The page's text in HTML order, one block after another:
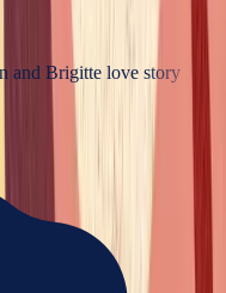
and Brigitte love story